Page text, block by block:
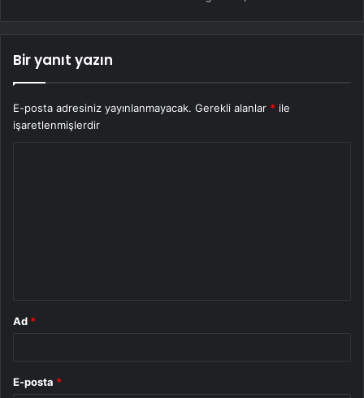
Bir yanıt yazın
E-posta adresiniz yayınlanmayacak. Gerekli alanlar * ile
işaretlenmişlerdir
Ad *
E-posta *